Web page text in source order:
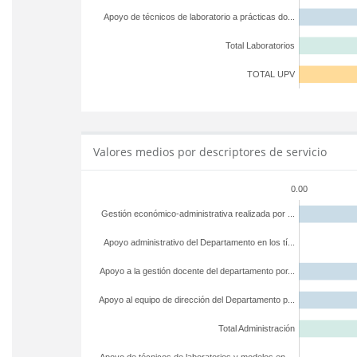
TOTAL UPV
Total Laboratorios
Apoyo de técnicos de laboratorio a prácticas do...
Valores medios por descriptores de servicio
0.00
Total Administración
Apoyo al equipo de dirección del Departamento p...
Apoyo a la gestión docente del departamento por...
Apoyo administrativo del Departamento en los tí...
Gestión económico-administrativa realizada por ...